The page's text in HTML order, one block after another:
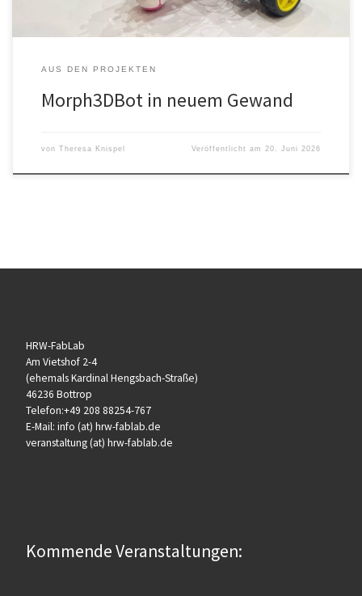
AUS DEN PROJEKTEN
Morph3DBot in neuem Gewand
von Theresa Knispel Veröffentlicht am 20. Juni 2026
HRW-FabLab
Am Vietshof 2-4
(ehemals Kardinal Hengsbach-Straße)
46236 Bottrop
Telefon:+49 208 88254-767
E-Mail: info (at) hrw-fablab.de
veranstaltung (at) hrw-fablab.de
Kommende Veranstaltungen: